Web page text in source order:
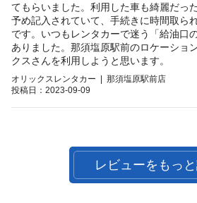
てもらいました。利用した車も綺麗だっ
予め記入されていて、手続きに時間取ら
です。いつもレンタカーで迷う「給油口
ありました。那須塩原駅前のロケーショ
クスさんを利用しようと思います。
オリックスレンタカー | 那須塩原駅前店
投稿日：2023-09-09
レビューをもっ